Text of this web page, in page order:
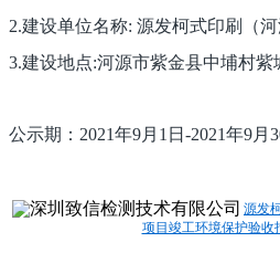
2.建设单位名称: 源发柯式印刷（
3.建设地点:河源市紫金县中埔村紫
公示期：2021年9月1日-2021年9月
源发
项目竣工环境保护验收